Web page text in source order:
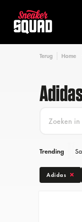
Terug Home
Trending
Adidas